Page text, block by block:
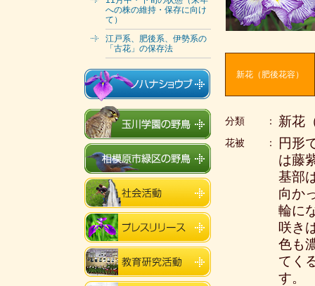
への株の維持・保存に向け
て）
江戸系、肥後系、伊勢系の
「古花」の保存法
新花（肥後花容）
分類 ： 新花
花被 ：
円形
は藤
基部
向か
輪に
咲き
色も
てく
す。